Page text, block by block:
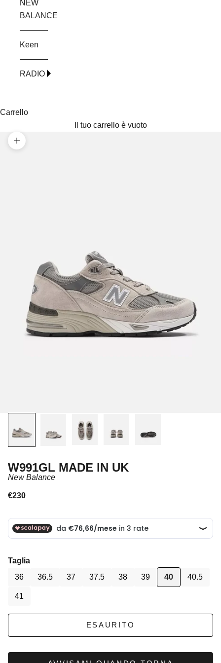
NEW
BALANCE
Keen
RADIO
Carrello
Il tuo carrello è vuoto
Ingrandisci immagine
W991GL MADE IN UK
New Balance
Prezzo scontato
€230
Taglia
36
36.5 37 37.5 38 39 40 40.5
41
ESAURITO